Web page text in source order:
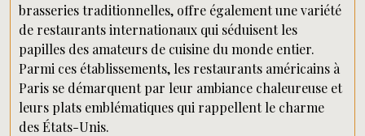
brasseries traditionnelles, offre également une variété
de restaurants internationaux qui séduisent les
papilles des amateurs de cuisine du monde entier.
Parmi ces établissements, les restaurants américains à
Paris se démarquent par leur ambiance chaleureuse et
leurs plats emblématiques qui rappellent le charme
des États-Unis.